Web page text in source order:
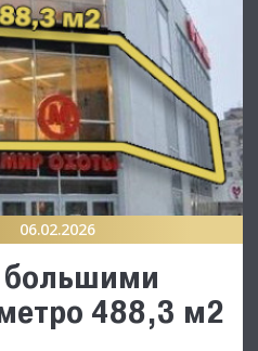
06.02.2026
488,3 м2